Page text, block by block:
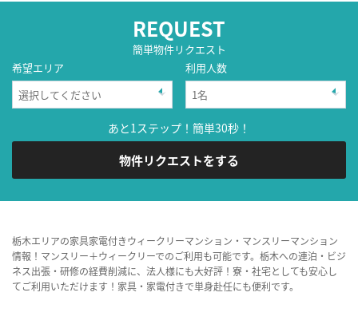
REQUEST
簡単物件リクエスト
希望エリア
利用人数
あと1ステップ！簡単30秒！
物件リクエストをする
栃木エリアの家具家電付きウィークリーマンション・マンスリーマンション
情報！マンスリー＋ウィークリーでのご利用も可能です。栃木への連泊・ビジ
ネス出張・研修の経費削減に、法人様にも大好評！寮・社宅としても安心し
てご利用いただけます！家具・家電付きで単身赴任にも便利です。